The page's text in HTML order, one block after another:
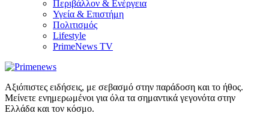
Περιβάλλον & Ενέργεια
Υγεία & Επιστήμη
Πολιτισμός
Lifestyle
PrimeNews TV
Αξιόπιστες ειδήσεις, με σεβασμό στην παράδοση και το ήθος.
Μείνετε ενημερωμένοι για όλα τα σημαντικά γεγονότα στην
Ελλάδα και τον κόσμο.